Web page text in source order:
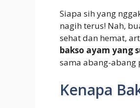
Siapa sih yang
nagih terus! Nah,
sehat dan hemat,
bakso ayam yang
sama abang-abang
Kenapa